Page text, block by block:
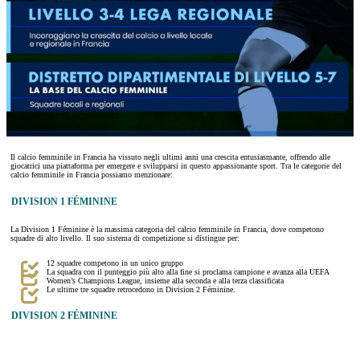
Il calcio femminile in Francia ha vissuto negli ultimi anni una crescita entusiasmante, offrendo alle
giocatrici una piattaforma per emergere e svilupparsi in questo appassionante sport. Tra le categorie del
calcio femminile in Francia possiamo menzionare:
DIVISION 1 FÉMININE
La Division 1 Féminine è la massima categoria del calcio femminile in Francia, dove competono
squadre di alto livello. Il suo sistema di competizione si distingue per:
12 squadre competono in un unico gruppo
La squadra con il punteggio più alto alla fine si proclama campione e avanza alla UEFA
Women’s Champions League, insieme alla seconda e alla terza classificata
Le ultime tre squadre retrocedono in Division 2 Féminine.
DIVISION 2 FÉMININE